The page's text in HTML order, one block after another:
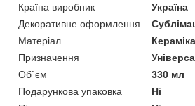
Країна виробник
Україна
Декоративне оформлення
Матеріал
Кераміка
Призначення
Об`єм
330 мл
Подарункова упаковка
Ні